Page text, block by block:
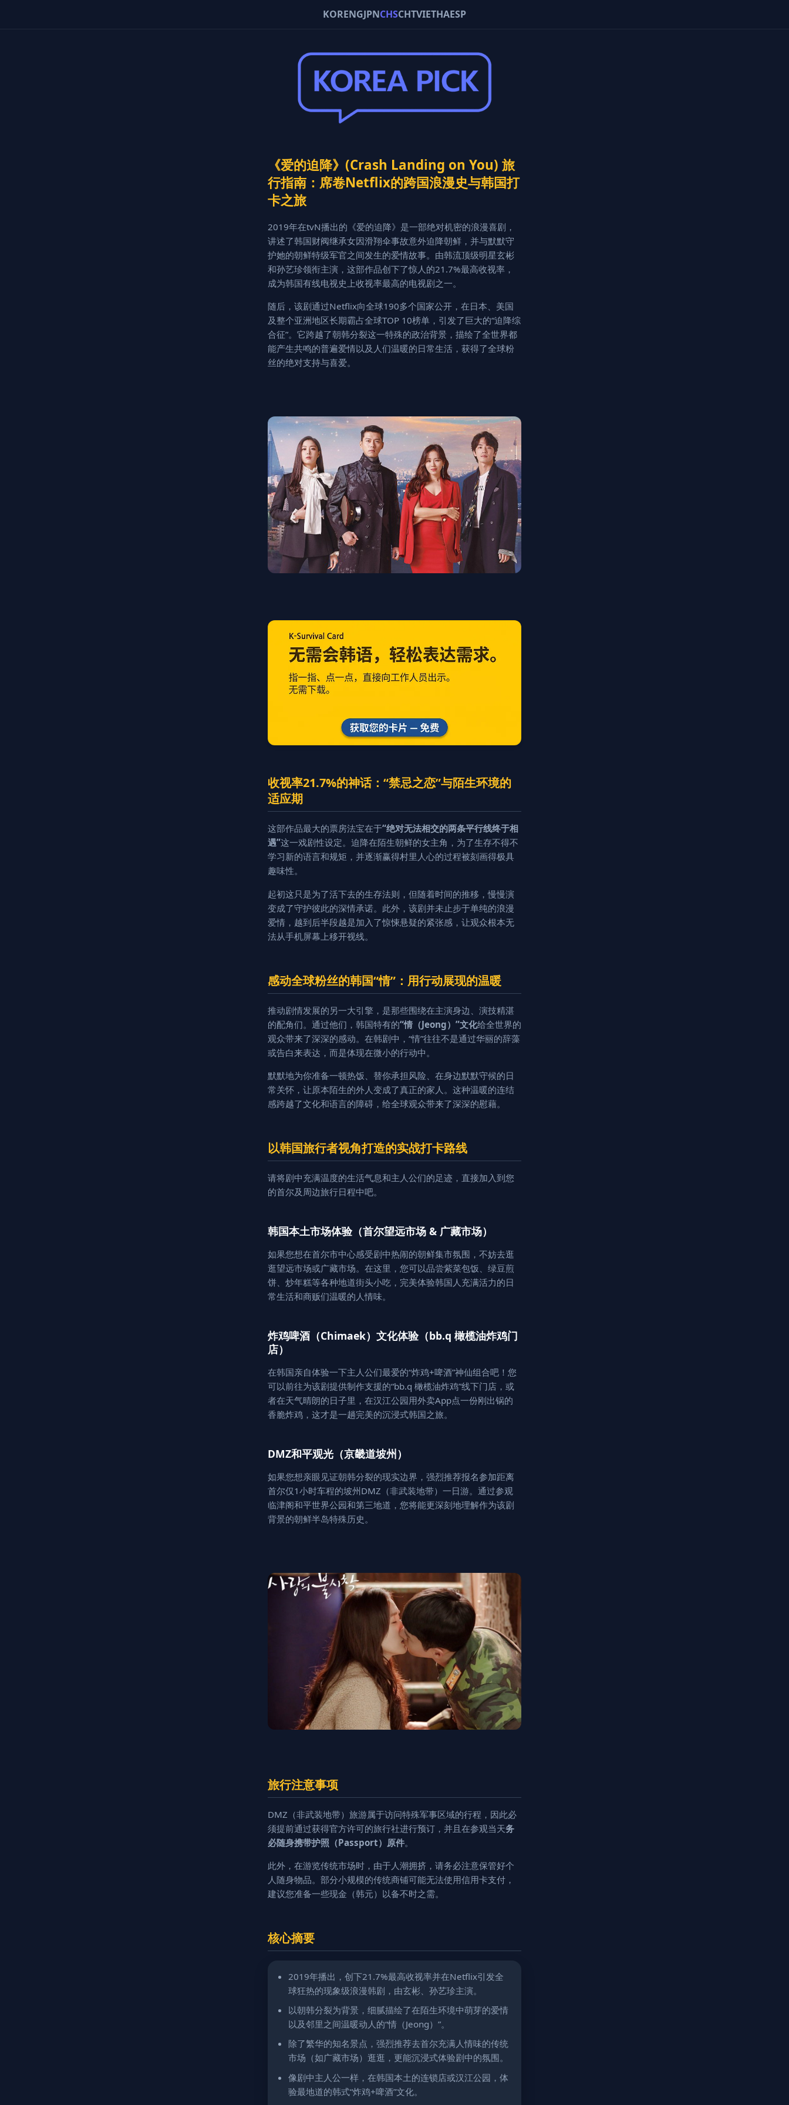
KORENGJPNCHSCHTVIETHAESP
《爱的迫降》(Crash Landing on You) 旅
行指南：席卷Netflix的跨国浪漫史与韩国打
卡之旅
2019年在tvN播出的《爱的迫降》是一部绝对机密的浪漫喜剧，
讲述了韩国财阀继承女因滑翔伞事故意外迫降朝鲜，并与默默守
护她的朝鲜特级军官之间发生的爱情故事。由韩流顶级明星玄彬
和孙艺珍领衔主演，这部作品创下了惊人的21.7%最高收视率，
成为韩国有线电视史上收视率最高的电视剧之一。
随后，该剧通过Netflix向全球190多个国家公开，在日本、美国
及整个亚洲地区长期霸占全球TOP 10榜单，引发了巨大的“迫降综
合征”。它跨越了朝韩分裂这一特殊的政治背景，描绘了全世界都
能产生共鸣的普遍爱情以及人们温暖的日常生活，获得了全球粉
丝的绝对支持与喜爱。
收视率21.7%的神话：“禁忌之恋”与陌生环境的
适应期
这部作品最大的票房法宝在于“绝对无法相交的两条平行线终于相
遇”这一戏剧性设定。迫降在陌生朝鲜的女主角，为了生存不得不
学习新的语言和规矩，并逐渐赢得村里人心的过程被刻画得极具
趣味性。
起初这只是为了活下去的生存法则，但随着时间的推移，慢慢演
变成了守护彼此的深情承诺。此外，该剧并未止步于单纯的浪漫
爱情，越到后半段越是加入了惊悚悬疑的紧张感，让观众根本无
法从手机屏幕上移开视线。
感动全球粉丝的韩国“情”：用行动展现的温暖
推动剧情发展的另一大引擎，是那些围绕在主演身边、演技精湛
的配角们。通过他们，韩国特有的“情（Jeong）”文化给全世界的
观众带来了深深的感动。在韩剧中，“情”往往不是通过华丽的辞藻
或告白来表达，而是体现在微小的行动中。
默默地为你准备一顿热饭、替你承担风险、在身边默默守候的日
常关怀，让原本陌生的外人变成了真正的家人。这种温暖的连结
感跨越了文化和语言的障碍，给全球观众带来了深深的慰藉。
以韩国旅行者视角打造的实战打卡路线
请将剧中充满温度的生活气息和主人公们的足迹，直接加入到您
的首尔及周边旅行日程中吧。
韩国本土市场体验（首尔望远市场 & 广藏市场）
如果您想在首尔市中心感受剧中热闹的朝鲜集市氛围，不妨去逛
逛望远市场或广藏市场。在这里，您可以品尝紫菜包饭、绿豆煎
饼、炒年糕等各种地道街头小吃，完美体验韩国人充满活力的日
常生活和商贩们温暖的人情味。
炸鸡啤酒（Chimaek）文化体验（bb.q 橄榄油炸鸡门
店）
在韩国亲自体验一下主人公们最爱的“炸鸡+啤酒”神仙组合吧！您
可以前往为该剧提供制作支援的“bb.q 橄榄油炸鸡”线下门店，或
者在天气晴朗的日子里，在汉江公园用外卖App点一份刚出锅的
香脆炸鸡，这才是一趟完美的沉浸式韩国之旅。
DMZ和平观光（京畿道坡州）
如果您想亲眼见证朝韩分裂的现实边界，强烈推荐报名参加距离
首尔仅1小时车程的坡州DMZ（非武装地带）一日游。通过参观
临津阁和平世界公园和第三地道，您将能更深刻地理解作为该剧
背景的朝鲜半岛特殊历史。
旅行注意事项
DMZ（非武装地带）旅游属于访问特殊军事区域的行程，因此必
须提前通过获得官方许可的旅行社进行预订，并且在参观当天务
必随身携带护照（Passport）原件。
此外，在游览传统市场时，由于人潮拥挤，请务必注意保管好个
人随身物品。部分小规模的传统商铺可能无法使用信用卡支付，
建议您准备一些现金（韩元）以备不时之需。
核心摘要
2019年播出，创下21.7%最高收视率并在Netflix引发全
球狂热的现象级浪漫韩剧，由玄彬、孙艺珍主演。
以朝韩分裂为背景，细腻描绘了在陌生环境中萌芽的爱情
以及邻里之间温暖动人的“情（Jeong）”。
除了繁华的知名景点，强烈推荐去首尔充满人情味的传统
市场（如广藏市场）逛逛，更能沉浸式体验剧中的氛围。
像剧中主人公一样，在韩国本土的连锁店或汉江公园，体
验最地道的韩式“炸鸡+啤酒”文化。